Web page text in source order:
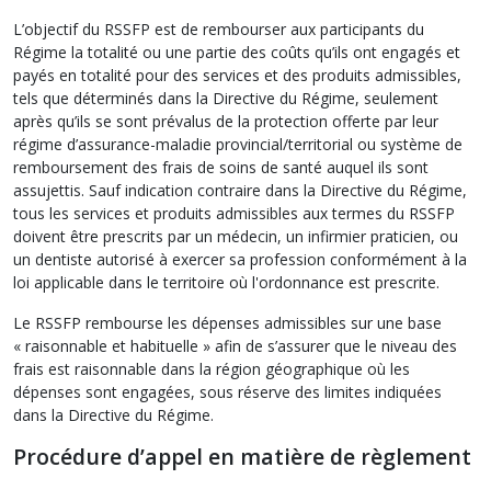
L’objectif du RSSFP est de rembourser aux participants du
Régime la totalité ou une partie des coûts qu’ils ont engagés et
payés en totalité pour des services et des produits admissibles,
tels que déterminés dans la Directive du Régime, seulement
après qu’ils se sont prévalus de la protection offerte par leur
régime d’assurance-maladie provincial/territorial ou système de
remboursement des frais de soins de santé auquel ils sont
assujettis. Sauf indication contraire dans la Directive du Régime,
tous les services et produits admissibles aux termes du RSSFP
doivent être prescrits par un médecin, un infirmier praticien, ou
un dentiste autorisé à exercer sa profession conformément à la
loi applicable dans le territoire où l'ordonnance est prescrite.
Le RSSFP rembourse les dépenses admissibles sur une base
« raisonnable et habituelle » afin de s’assurer que le niveau des
frais est raisonnable dans la région géographique où les
dépenses sont engagées, sous réserve des limites indiquées
dans la Directive du Régime.
Procédure d’appel en matière de règlement